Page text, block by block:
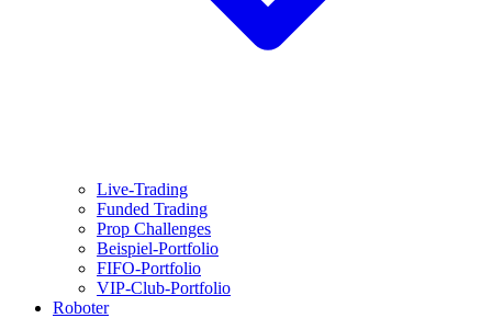
Live-Trading
Funded Trading
Prop Challenges
Beispiel-Portfolio
FIFO-Portfolio
VIP-Club-Portfolio
Roboter